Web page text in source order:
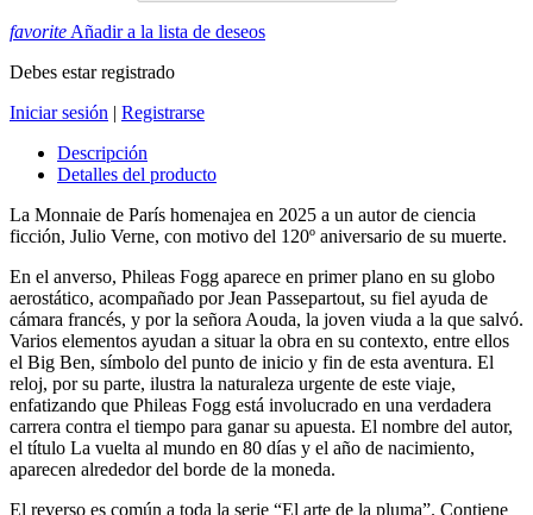
favorite Añadir a la lista de deseos
Debes estar registrado
Iniciar sesión | Registrarse
Descripción
Detalles del producto
La Monnaie de París homenajea en 2025 a un autor de ciencia
ficción, Julio Verne, con motivo del 120º aniversario de su muerte.
En el anverso, Phileas Fogg aparece en primer plano en su globo
aerostático, acompañado por Jean Passepartout, su fiel ayuda de
cámara francés, y por la señora Aouda, la joven viuda a la que salvó.
Varios elementos ayudan a situar la obra en su contexto, entre ellos
el Big Ben, símbolo del punto de inicio y fin de esta aventura. El
reloj, por su parte, ilustra la naturaleza urgente de este viaje,
enfatizando que Phileas Fogg está involucrado en una verdadera
carrera contra el tiempo para ganar su apuesta. El nombre del autor,
el título La vuelta al mundo en 80 días y el año de nacimiento,
aparecen alrededor del borde de la moneda.
El reverso es común a toda la serie “El arte de la pluma”. Contiene